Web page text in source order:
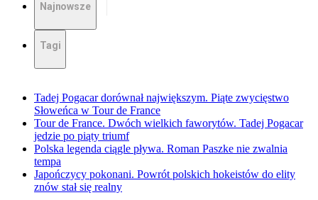
Najnowsze
Tagi
Tadej Pogacar dorównał największym. Piąte zwycięstwo
Słoweńca w Tour de France
Tour de France. Dwóch wielkich faworytów. Tadej Pogacar
jedzie po piąty triumf
Polska legenda ciągle pływa. Roman Paszke nie zwalnia
tempa
Japończycy pokonani. Powrót polskich hokeistów do elity
znów stał się realny